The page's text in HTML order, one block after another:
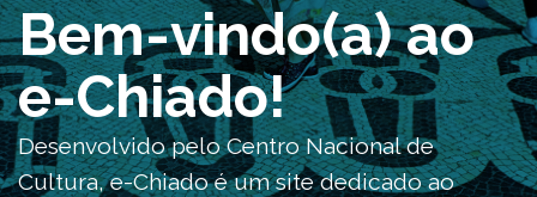
Bem-vindo(a) ao
e-Chiado!
Desenvolvido pelo Centro Nacional de
Cultura, e-Chiado é um site dedicado ao